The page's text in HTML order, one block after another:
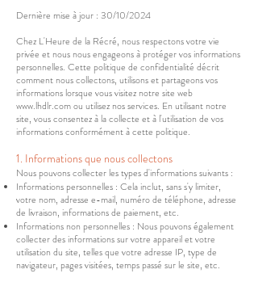
Dernière mise à jour : 30/10/2024
Chez L'Heure de la Récré, nous respectons votre vie
privée et nous nous engageons à protéger vos informations
personnelles. Cette politique de confidentialité décrit
comment nous collectons, utilisons et partageons vos
informations lorsque vous visitez notre site web
www.lhdlr.comou utilisez nos services. En utilisant notre
site, vous consentez à la collecte et à l'utilisation de vos
informations conformément à cette politique.
1. Informations que nous collectons
Nous pouvons collecter les types d'informations suivants :
Informations personnelles : Cela inclut, sans s'y limiter,
votre nom, adresse e-mail, numéro de téléphone, adresse
de livraison, informations de paiement, etc.
Informations non personnelles : Nous pouvons également
collecter des informations sur votre appareil et votre
utilisation du site, telles que votre adresse IP, type de
navigateur, pages visitées, temps passé sur le site, etc.